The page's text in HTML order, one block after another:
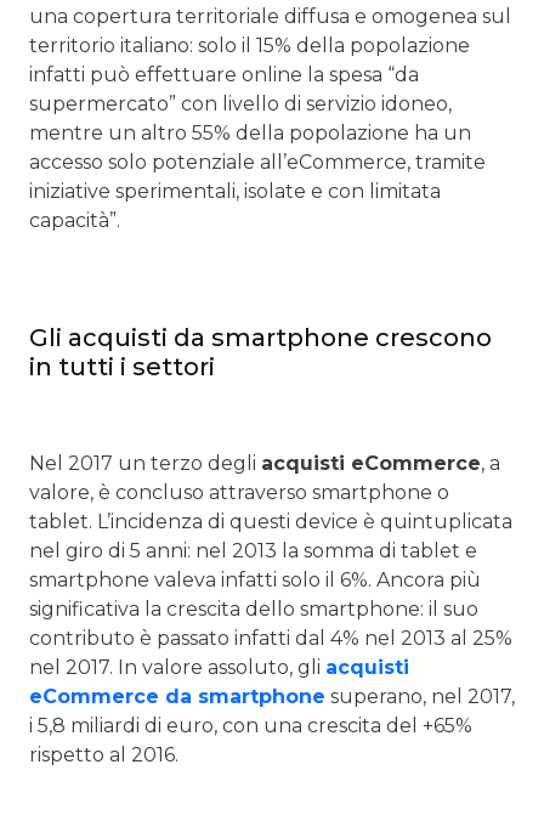
una copertura territoriale diffusa e omogenea sul
territorio italiano: solo il 15% della popolazione
infatti può effettuare online la spesa “da
supermercato” con livello di servizio idoneo,
mentre un altro 55% della popolazione ha un
accesso solo potenziale all’eCommerce, tramite
iniziative sperimentali, isolate e con limitata
capacità”.
Gli acquisti da smartphone crescono
in tutti i settori
Nel 2017 un terzo degli acquisti eCommerce, a
valore, è concluso attraverso smartphone o
tablet. L’incidenza di questi device è quintuplicata
nel giro di 5 anni: nel 2013 la somma di tablet e
smartphone valeva infatti solo il 6%. Ancora più
significativa la crescita dello smartphone: il suo
contributo è passato infatti dal 4% nel 2013 al 25%
nel 2017. In valore assoluto, gli acquisti
eCommerce da smartphone superano, nel 2017,
i 5,8 miliardi di euro, con una crescita del +65%
rispetto al 2016.